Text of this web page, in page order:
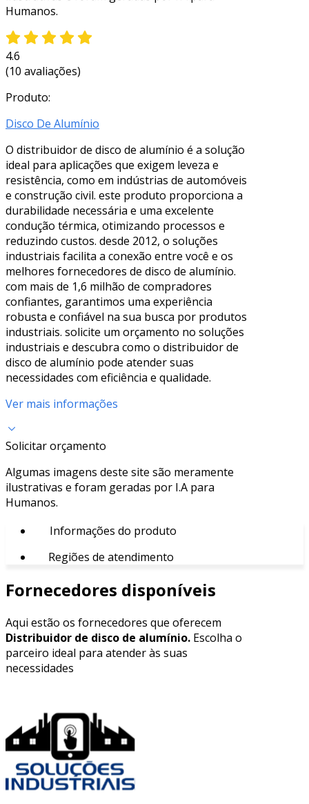
Humanos.
4.6
(10 avaliações)
Produto:
Disco De Alumínio
O distribuidor de disco de alumínio é a solução
ideal para aplicações que exigem leveza e
resistência, como em indústrias de automóveis
e construção civil. este produto proporciona a
durabilidade necessária e uma excelente
condução térmica, otimizando processos e
reduzindo custos. desde 2012, o soluções
industriais facilita a conexão entre você e os
melhores fornecedores de disco de alumínio.
com mais de 1,6 milhão de compradores
confiantes, garantimos uma experiência
robusta e confiável na sua busca por produtos
industriais. solicite um orçamento no soluções
industriais e descubra como o distribuidor de
disco de alumínio pode atender suas
necessidades com eficiência e qualidade.
Ver mais informações
Solicitar orçamento
Algumas imagens deste site são meramente
ilustrativas e foram geradas por I.A para
Humanos.
Informações do produto
Regiões de atendimento
Fornecedores disponíveis
Aqui estão os fornecedores que oferecem
Distribuidor de disco de alumínio. Escolha o
parceiro ideal para atender às suas
necessidades